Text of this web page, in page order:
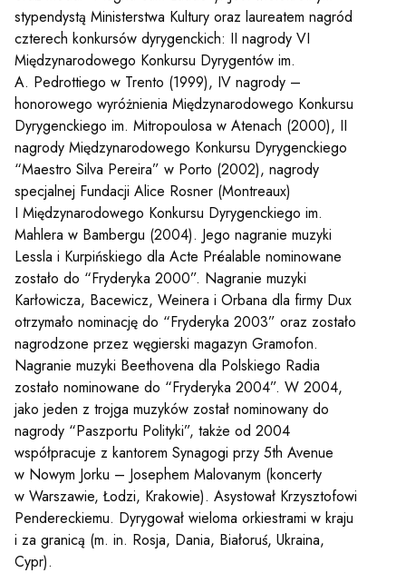
stypendystą Ministerstwa Kultury oraz laureatem nagród
czterech konkursów dyrygenckich: II nagrody VI
Międzynarodowego Konkursu Dyrygentów im.
A. Pedrottiego w Trento (1999), IV nagrody –
honorowego wyróżnienia Międzynarodowego Konkursu
Dyrygenckiego im. Mitropoulosa w Atenach (2000), II
nagrody Międzynarodowego Konkursu Dyrygenckiego
“Maestro Silva Pereira” w Porto (2002), nagrody
specjalnej Fundacji Alice Rosner (Montreaux)
I Międzynarodowego Konkursu Dyrygenckiego im.
Mahlera w Bambergu (2004). Jego nagranie muzyki
Lessla i Kurpińskiego dla Acte Préalable nominowane
zostało do “Fryderyka 2000”. Nagranie muzyki
Karłowicza, Bacewicz, Weinera i Orbana dla firmy Dux
otrzymało nominację do “Fryderyka 2003” oraz zostało
nagrodzone przez węgierski magazyn Gramofon.
Nagranie muzyki Beethovena dla Polskiego Radia
zostało nominowane do “Fryderyka 2004”. W 2004,
jako jeden z trojga muzyków został nominowany do
nagrody “Paszportu Polityki”, także od 2004
współpracuje z kantorem Synagogi przy 5th Avenue
w Nowym Jorku – Josephem Malovanym (koncerty
w Warszawie, Łodzi, Krakowie). Asystował Krzysztofowi
Pendereckiemu. Dyrygował wieloma orkiestrami w kraju
i za granicą (m. in. Rosja, Dania, Białoruś, Ukraina,
Cypr).